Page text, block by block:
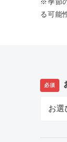
る可能
必須